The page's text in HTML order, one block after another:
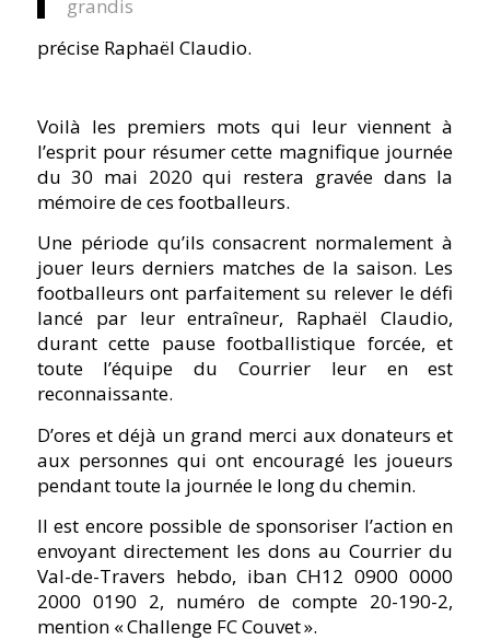
grandis
précise Raphaël Claudio.
Voilà les premiers mots qui leur viennent à
l’esprit pour résumer cette magnifique journée
du 30 mai 2020 qui restera gravée dans la
mémoire de ces footballeurs.
Une période qu’ils consacrent normalement à
jouer leurs derniers matches de la saison. Les
footballeurs ont parfaitement su relever le défi
lancé par leur entraîneur, Raphaël Claudio,
durant cette pause footballistique forcée, et
toute l’équipe du Courrier leur en est
reconnaissante.
D’ores et déjà un grand merci aux donateurs et
aux personnes qui ont encouragé les joueurs
pendant toute la journée le long du chemin.
Il est encore possible de sponsoriser l’action en
envoyant directement les dons au Courrier du
Val-de-Travers hebdo, iban CH12 0900 0000
2000 0190 2, numéro de compte 20-190-2,
mention « Challenge FC Couvet ».